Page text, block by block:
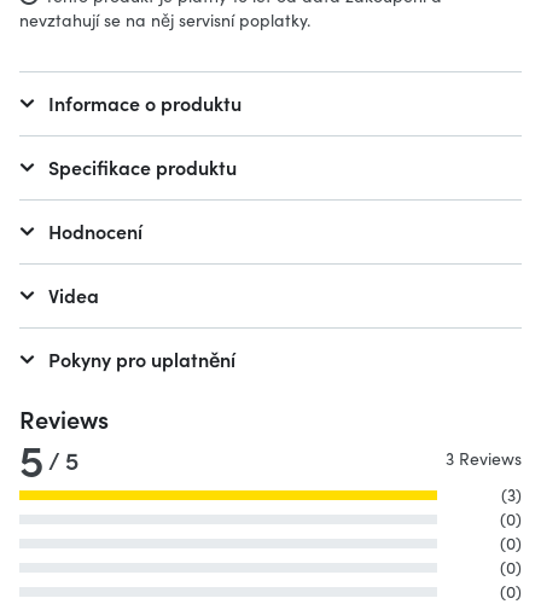
nevztahují se na něj servisní poplatky.
Informace o produktu
Specifikace produktu
Hodnocení
Videa
Pokyny pro uplatnění
Reviews
5 / 5
3 Reviews
(3)
(0)
(0)
(0)
(0)